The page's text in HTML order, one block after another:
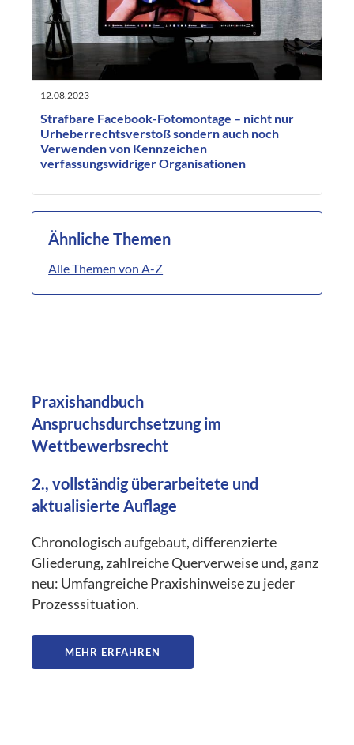
12.08.2023
Strafbare Facebook-Fotomontage – nicht nur
Urheberrechtsverstoß sondern auch noch
Verwenden von Kennzeichen
verfassungswidriger Organisationen
Ähnliche Themen
Alle Themen von A-Z
Praxishandbuch
Anspruchsdurchsetzung im
Wettbewerbsrecht
2., vollständig überarbeitete und
aktualisierte Auflage
Chronologisch aufgebaut, differenzierte
Gliederung, zahlreiche Querverweise und, ganz
neu: Umfangreiche Praxishinweise zu jeder
Prozesssituation.
MEHR ERFAHREN